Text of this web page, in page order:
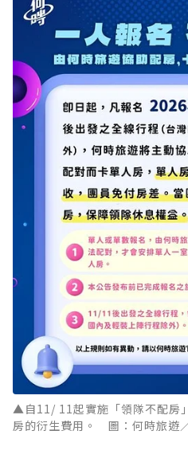
▲自11/ 11起實施「領隊不配房
房的衍生費用。 圖：何時旅遊